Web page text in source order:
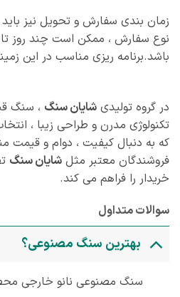
زمان‌ بندی سفارش و تحویل نیز باید
نوع سفارش ، ممکن است چند روز تا
باشد.برنامه‌ ریزی مناسب در این
در گروه تولیدیشایان سنگ، سنگ قبر
تکنولوژی مدرن و طراحی زیبا ،
که به دنبال کیفیت ، دوام و قیمت
فروشندگان معتبر مثلشایان سنگ
خریدار را فراهم می‌ کند.
سوالات متداول
بهترین سنگ مصنوعی؟
سنگ مصنوعی نانو خارجی